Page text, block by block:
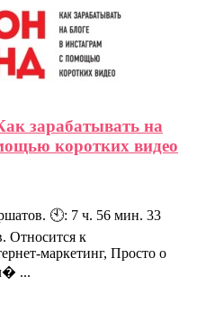
зарабатывать на
коротких видео
🕙: 7 ч. 56 мин. 33
Относится к
маркетинг, Просто о
...